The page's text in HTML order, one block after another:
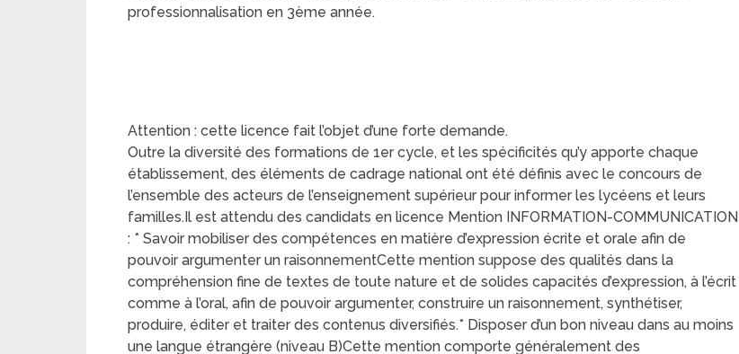
professionnalisation en 3ème année.
Attention : cette licence fait l’objet d’une forte demande.
Outre la diversité des formations de 1er cycle, et les spécificités qu’y apporte chaque
établissement, des éléments de cadrage national ont été définis avec le concours de
l’ensemble des acteurs de l’enseignement supérieur pour informer les lycéens et leurs
familles.Il est attendu des candidats en licence Mention INFORMATION-COMMUNICATION
: * Savoir mobiliser des compétences en matière d’expression écrite et orale afin de
pouvoir argumenter un raisonnementCette mention suppose des qualités dans la
compréhension fine de textes de toute nature et de solides capacités d’expression, à l’écrit
comme à l’oral, afin de pouvoir argumenter, construire un raisonnement, synthétiser,
produire, éditer et traiter des contenus diversifiés.* Disposer d’un bon niveau dans au moins
une langue étrangère (niveau B)Cette mention comporte généralement des